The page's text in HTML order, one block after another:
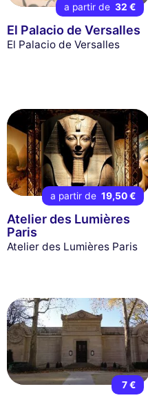
a partir de 32 €
El Palacio de Versalles
El Palacio de Versalles
a partir de 19,50 €
Atelier des Lumières
Paris
Atelier des Lumières Paris
7 €